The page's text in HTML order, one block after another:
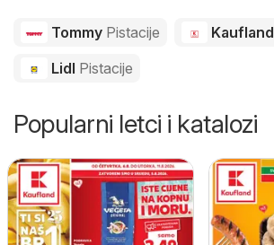
Tommy Pistacije Kaufland
Lidl Pistacije
Popularni letci i katalozi